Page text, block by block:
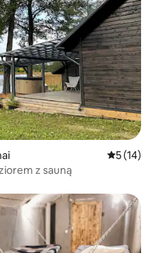
Średnia
5 (14)
z sauną